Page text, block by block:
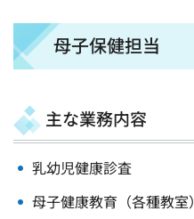
母子保健担当
主な業務内容
乳幼児健康診査
母子健康教育（各種教室）